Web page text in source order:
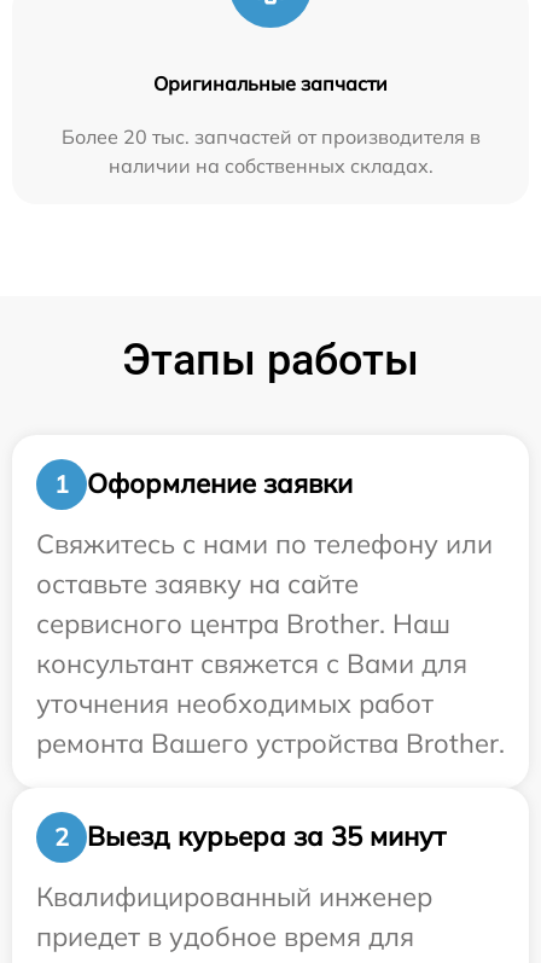
Оригинальные запчасти
Более 20 тыс. запчастей от производителя в
наличии на собственных складах.
Этапы работы
1
Оформление заявки
Свяжитесь с нами по телефону или
оставьте заявку на сайте
сервисного центра Brother. Наш
консультант свяжется с Вами для
уточнения необходимых работ
ремонта Вашего устройства Brother.
2
Выезд курьера за 35 минут
Квалифицированный инженер
приедет в удобное время для